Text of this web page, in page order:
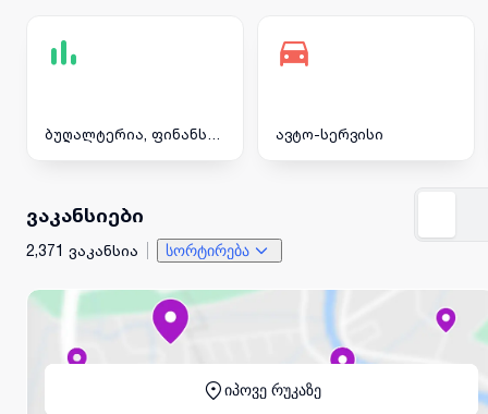
ავტო-სერვისი
ვაკანსიები
2,371 ვაკანსია სორტირება
იპოვე რუკაზე